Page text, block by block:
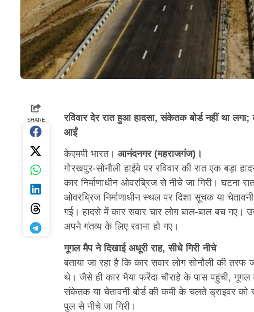
SHARE
रविवार देर रात हुआ हादसा, संकेतक बोर्ड नहीं था
आईं
केएमपी भारत। आनंदनगर (महराजगंज)।
गोरखपुर-सोनौली हाईवे पर रविवार की रात एक बड़ा
कार निर्माणाधीन ओवरब्रिज से नीचे जा गिरी। घटना
ओवरब्रिज निर्माणाधीन स्थल पर दिशा सूचक या
गई। हादसे में कार सवार चार लोग बाल-बाल बच
अपने गंतव्य के लिए रवाना हो गए।
गूगल मैप ने दिखाई अधूरी राह, सीधे गिरी नीचे
बताया जा रहा है कि कार सवार लोग सोनौली की
थे। जैसे ही कार भैया फरेंदा चौराहे के पास पहुंची,
संकेतक या चेतावनी बोर्ड की कमी के चलते ड्राइवर
पुल से नीचे जा गिरी।